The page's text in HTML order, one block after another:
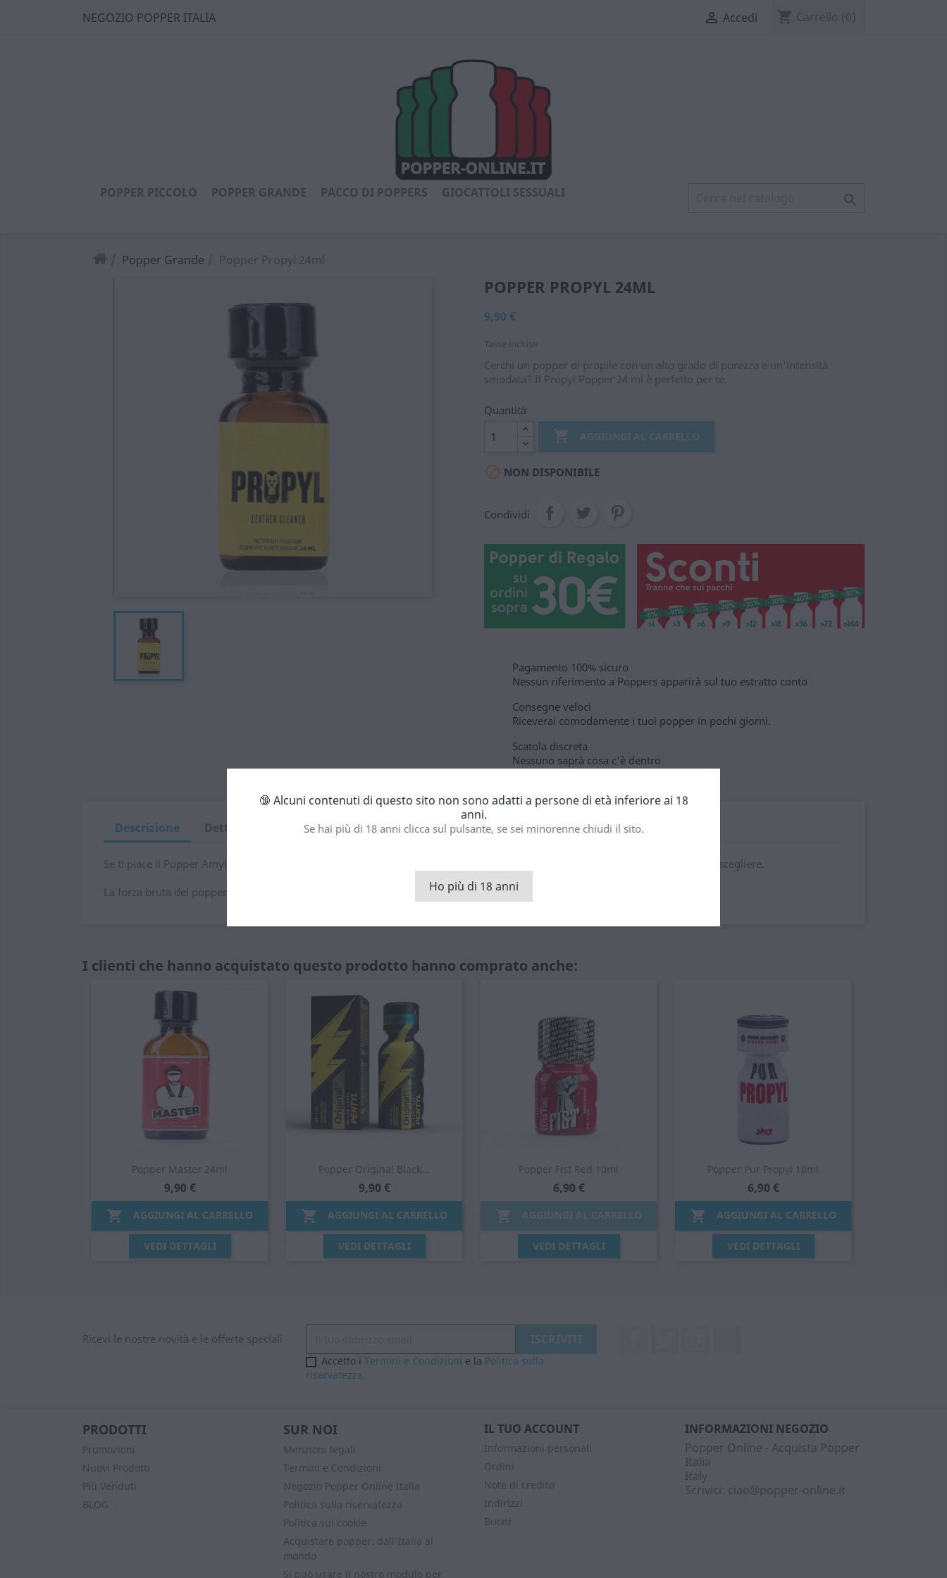
NEGOZIO POPPER ITALIA  Accedi shopping_cart Carrello (0)
POPPER PICCOLO POPPER GRANDE PACCO DI POPPERS GIOCATTOLI SESSUALI 
Popper Grande Popper Propyl 24ml
POPPER PROPYL 24ML
9,90 €
Tasse incluse
Cerchi un popper di propile con un alto grado di purezza e un'intensità
smodata? Il Propyl Popper 24 ml è perfetto per te.
Quantità
 AGGIUNGI AL CARRELLO
 NON DISPONIBILE
Condividi
Pagamento 100% sicuro
Nessun riferimento a Poppers apparirà sul tuo estratto conto
Consegne veloci
Riceverai comodamente i tuoi popper in pochi giorni.
Scatola discreta
Nessuno saprà cosa c'è dentro
Descrizione Dettagli del prodotto
Se ti piace il Popper Amyl 24 ml e vuoi ottenere la stessa qualità e intensità ma con un popper di propile, questa è l'opzione da scegliere.
La forza bruta del popper Propyl 24ml è qualcosa che non ti lascerà indifferente.
I clienti che hanno acquistato questo prodotto hanno comprato anche:
Popper Master 24ml
9,90 €
 AGGIUNGI AL CARRELLO
VEDI DETTAGLI

Popper Original Black...
9,90 €
 AGGIUNGI AL CARRELLO
VEDI DETTAGLI

Popper Fist Red 10ml
6,90 €
 AGGIUNGI AL CARRELLO
VEDI DETTAGLI
Popper Pur Propyl 10ml
6,90 €
 AGGIUNGI AL CARRELLO
VEDI DETTAGLI

Ricevi le nostre novità e le offerte speciali
Accetto i Termini e Condizioni e la Politica sulla
riservatezza.
PRODOTTI
Promozioni
Nuovi Prodotti
Più Venduti
BLOG
SUR NOI
Menzioni legali
Termini e Condizioni
Negozio Popper Online Italia
Politica sulla riservatezza
Politica sui cookie
Acquistare popper: dall'Italia al
mondo
Si può usare il nostro modulo per
IL TUO ACCOUNT
Informazioni personali
Ordini
Note di credito
Indirizzi
Buoni
INFORMAZIONI NEGOZIO
Popper Online - Acquista Popper
Italia
Italy
Scrivici: ciao@popper-online.it
🔞 Alcuni contenuti di questo sito non sono adatti a persone di età inferiore ai 18
anni.
Se hai più di 18 anni clicca sul pulsante, se sei minorenne chiudi il sito.
Ho più di 18 anni